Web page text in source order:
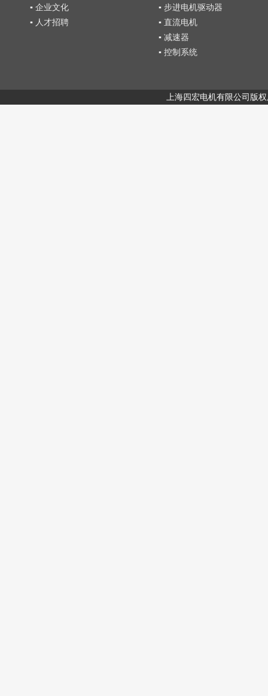
▪ 企业文化
▪ 人才招聘
▪ 步进电机驱动器
▪ 直流电机
▪ 减速器
▪ 控制系统
上海四宏电机有限公司版